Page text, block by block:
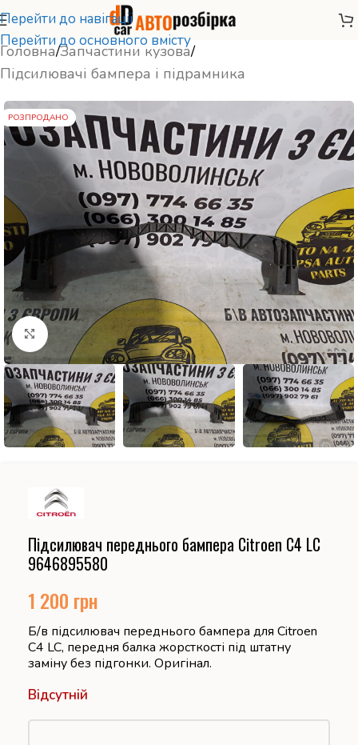
Перейти до навігації
Перейти до основного вмісту
Головна/Запчастини кузова/
Підсилювачі бампера і підрамника
РОЗПРОДАНО
Натисніть, щоб збільшити
Підсилювач переднього бампера Citroen C4 LC
9646895580
1 200 грн
Б/в підсилювач переднього бампера для Citroen
C4 LC, передня балка жорсткості під штатну
заміну без підгонки. Оригінал.
Відсутній